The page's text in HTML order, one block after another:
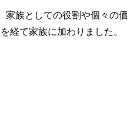
族としての役割や個々
経て家族に加わりました。